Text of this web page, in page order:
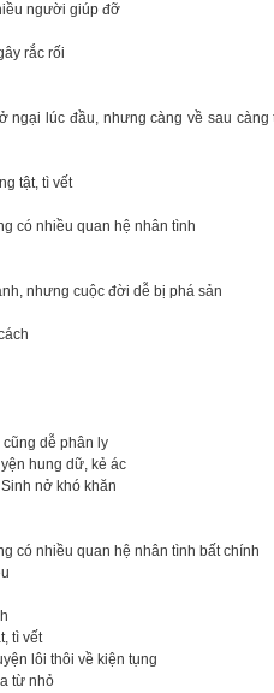
người giúp đỡ
rắc rối
ngại lúc đầu, nhưng càng về sau càng
tật, tì vết
có nhiều quan hệ nhân tình
nhưng cuộc đời dễ bị phá sản
dễ phân ly
hung dữ, kẻ ác
nở khó khăn
có nhiều quan hệ nhân tình bất chính
tì vết
lôi thôi về kiện tụng
từ nhỏ